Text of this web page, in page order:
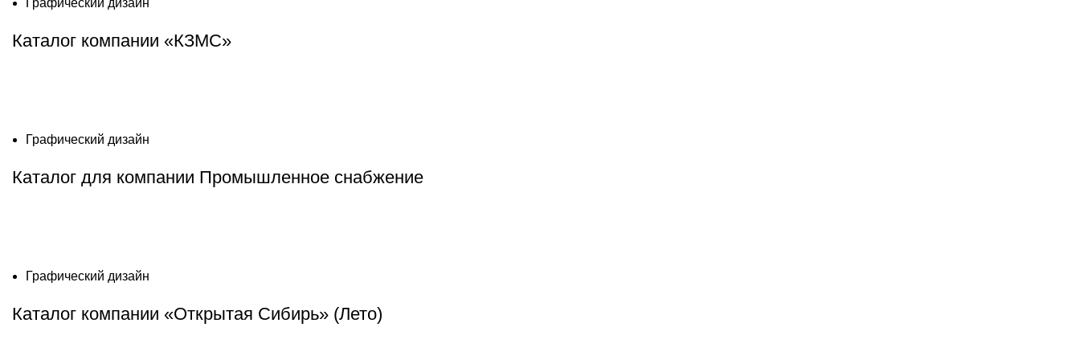
Графический дизайн
Каталог компании «КЗМС»
Графический дизайн
Каталог для компании Промышленное снабжение
Графический дизайн
Каталог компании «Открытая Сибирь» (Лето)